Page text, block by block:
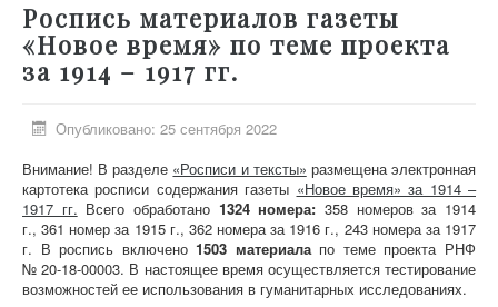
Роспись материалов газеты
«Новое время» по теме проекта
за 1914 – 1917 гг.
Опубликовано: 25 сентября 2022
Внимание! В разделе «Росписи и тексты» размещена электронная
картотека росписи содержания газеты «Новое время» за 1914 –
1917 гг. Всего обработано 1324 номера:358 номеров за 1914
г., 361 номер за 1915 г., 362 номера за 1916 г., 243 номера за 1917
г. В роспись включено1503 материалапо теме проекта РНФ
№ 20-18-00003. В настоящее время осуществляется тестирование
возможностей ее использования в гуманитарных исследованиях.